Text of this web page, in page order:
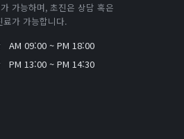
가능하며, 초진은 상담 혹은
료가 가능합니다.
AM 09:00 ~ PM 18:00
PM 13:00 ~ PM 14:30